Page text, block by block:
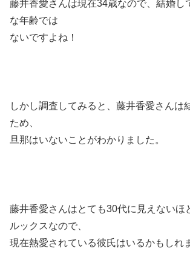
藤井香愛さんは現在34歳なので、結婚し
な年齢では
ないですよね！
しかし調査してみると、藤井香愛さんは
ため、
旦那はいないことがわかりました。
藤井香愛さんはとても30代に見えないほ
ルックスなので、
現在熱愛されている彼氏はいるかもしれ